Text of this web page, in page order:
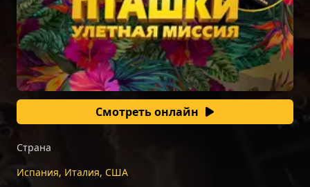
Смотреть онлайн
Страна
Испания, Италия, США